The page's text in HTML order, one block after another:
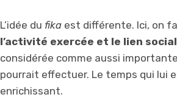
L’idée du fika est différente. Ici, on
l’activité exercée et le lien
considérée comme aussi
pourrait effectuer. Le temps qui lui
enrichissant.